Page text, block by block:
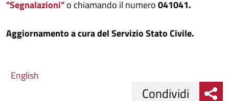
"Segnalazioni"o chiamando il numero041041.
Aggiornamento a cura del Servizio Stato Civile.
English
Condividi